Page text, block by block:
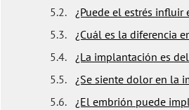
5.2. ¿Puede el estrés
5.3. ¿Cuál es la diferencia
5.4. ¿La implantación es
5.5. ¿Se siente dolor en la
5.6. ¿El embrión puede